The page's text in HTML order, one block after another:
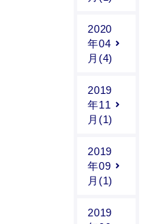
2020
年04
月(4)
2019
年11
月(1)
2019
年09
月(1)
2019